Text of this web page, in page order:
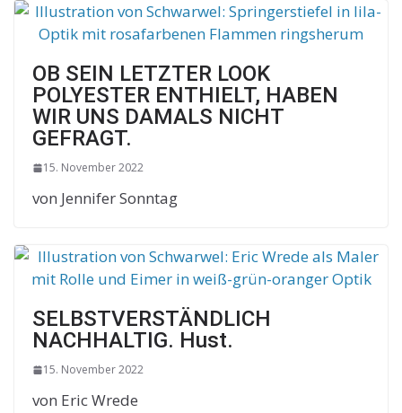
OB SEIN LETZTER LOOK
POLYESTER ENTHIELT, HABEN
WIR UNS DAMALS NICHT
GEFRAGT.
15. November 2022
von Jennifer Sonntag
SELBSTVERSTÄNDLICH
NACHHALTIG. Hust.
15. November 2022
von Eric Wrede